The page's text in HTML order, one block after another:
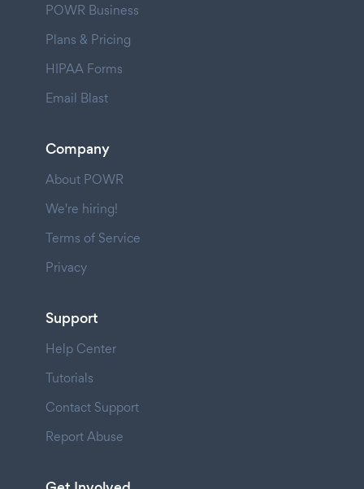
POWR Business
Plans & Pricing
HIPAA Forms
Email Blast
Company
About POWR
We're hiring!
Terms of Service
Privacy
Support
Help Center
Tutorials
Contact Support
Report Abuse